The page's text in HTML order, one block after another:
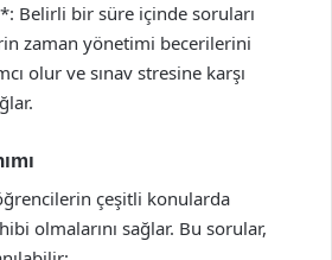
Belirli bir süre içinde soruları
zaman yönetimi becerilerini
olur ve sınav stresine karşı
çeşitli konularda
olmalarını sağlar. Bu sorular,